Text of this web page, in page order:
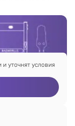
уточнят условия